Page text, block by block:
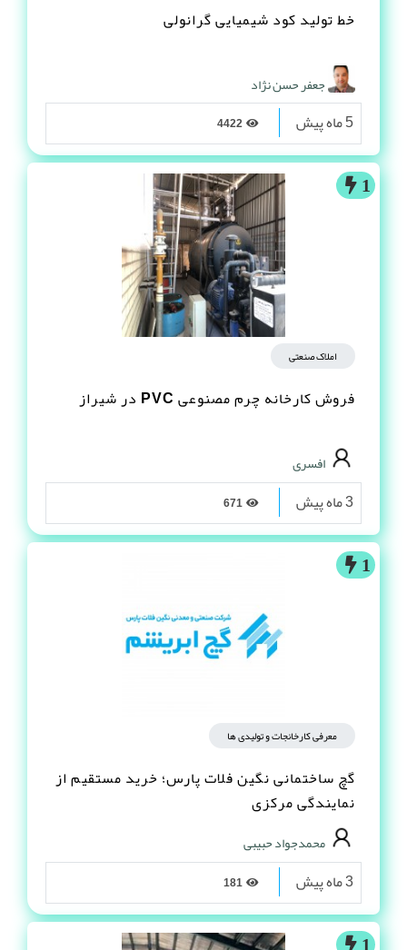
خط تولید کود شیمیایی گرانولی
جعفر حسن نژاد
5 ماه پیش
1
املاک صنعتی
فروش کارخانه چرم مصنوعى PVC در شیراز
افسری
3 ماه پیش
1
معرفی کارخانجات و تولیدی ها
گچ ساختمانی نگین فلات پارس؛ خرید مستقیم از
نمایندگی مرکزی
محمدجواد حبیبی
3 ماه پیش
1